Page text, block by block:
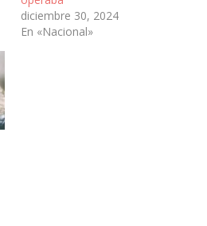
diciembre 30, 2024
En «Nacional»